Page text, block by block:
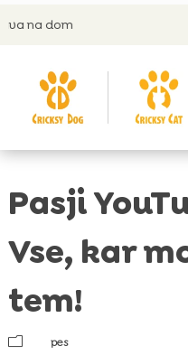
Pasji
Vse, kar
tem!
m
pes